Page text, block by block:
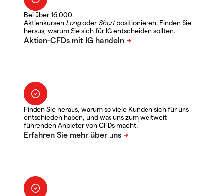
Bei über 16.000
Aktienkursen LongoderShortpositionieren. Finden Sie
heraus, warum Sie sich für IG entscheiden sollten.
Finden Sie heraus, warum so viele Kunden sich für uns
entschieden haben, und was uns zum weltweit
führenden Anbieter von CFDs macht.1